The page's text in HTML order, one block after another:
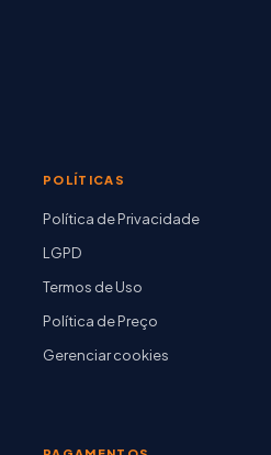
POLÍTICAS
Política de Privacidade
LGPD
Termos de Uso
Política de Preço
Gerenciar cookies